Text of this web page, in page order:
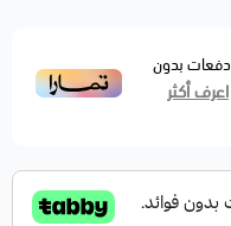
دفعات بدون
اعرف أكثر